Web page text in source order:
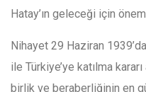
Hatay’ın geleceği için
Nihayet 29 Haziran
ile Türkiye’ye katılma
birlik ve beraberliğinin en